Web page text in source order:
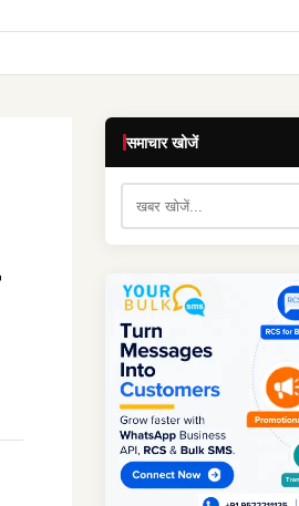
समाचार खोजें